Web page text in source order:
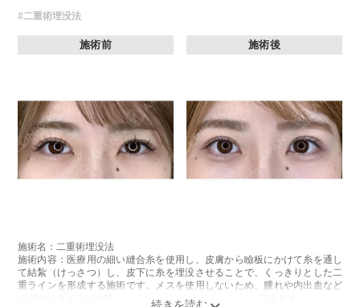
#二重術埋没法
施術前 施術後
施術名：二重術埋没法
施術内容：医療用の細い縫合糸を使用し、皮膚から瞼板にかけて糸を通し
て結紮（けっさつ）し、皮下に糸を埋没させることで、くっきりとした二
重ラインを形成する施術です。メスを使用しないため、腫れや内出血など
のダウンタイムは比較的少なく、自然な仕上がりが期待できます。